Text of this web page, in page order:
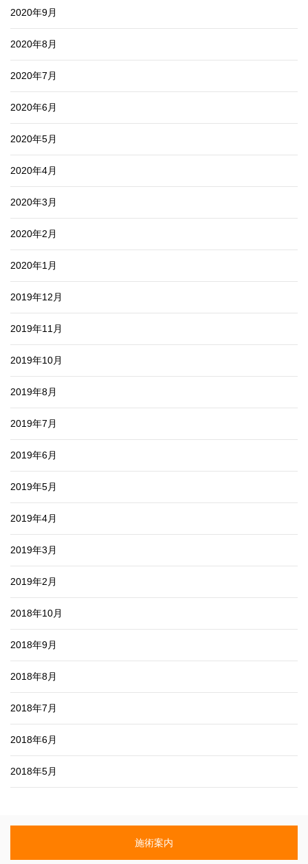
2020年9月
2020年8月
2020年7月
2020年6月
2020年5月
2020年4月
2020年3月
2020年2月
2020年1月
2019年12月
2019年11月
2019年10月
2019年8月
2019年7月
2019年6月
2019年5月
2019年4月
2019年3月
2019年2月
2018年10月
2018年9月
2018年8月
2018年7月
2018年6月
2018年5月
施術案内